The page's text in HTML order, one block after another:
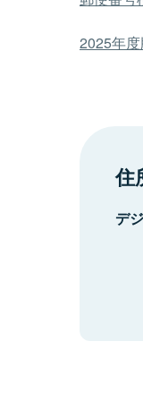
2025年
住
デ